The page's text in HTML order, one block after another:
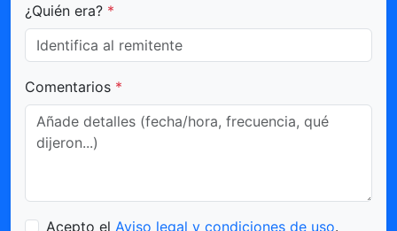
¿Quién era? *
Comentarios *
Acepto el Aviso legal y condiciones de uso.